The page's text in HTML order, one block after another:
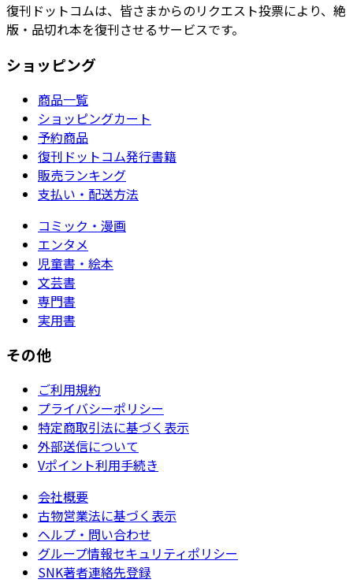
復刊ドットコムは、皆さまからのリクエスト投票により、絶
版・品切れ本を復刊させるサービスです。
ショッピング
商品一覧
ショッピングカート
予約商品
復刊ドットコム発行書籍
販売ランキング
支払い・配送方法
コミック・漫画
エンタメ
児童書・絵本
文芸書
専門書
実用書
その他
ご利用規約
プライバシーポリシー
特定商取引法に基づく表示
外部送信について
Vポイント利用手続き
会社概要
古物営業法に基づく表示
ヘルプ・問い合わせ
グループ情報セキュリティポリシー
SNK著者連絡先登録